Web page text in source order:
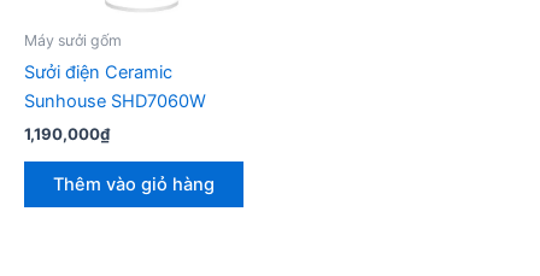
Máy sưởi gốm
Sưởi điện Ceramic
Sunhouse SHD7060W
1,190,000₫
Thêm vào giỏ hàng